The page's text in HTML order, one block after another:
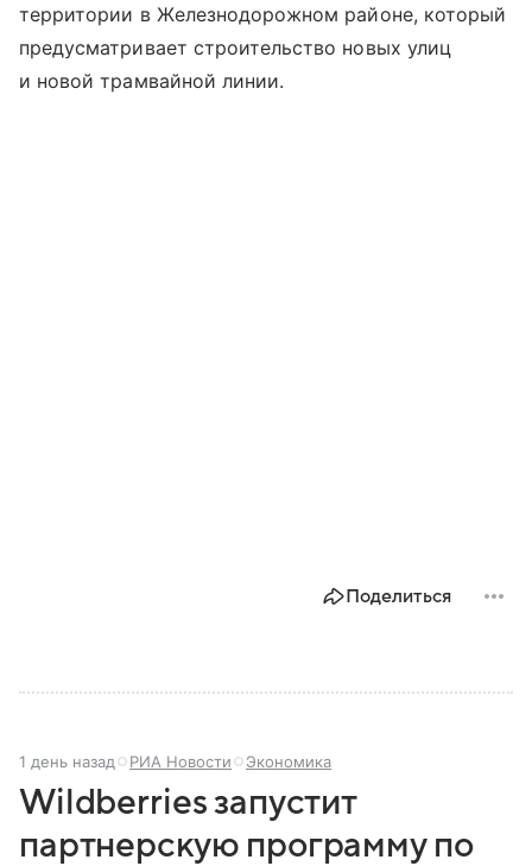
территории в Железнодорожном районе, который
предусматривает строительство новых улиц
и новой трамвайной линии.
Поделиться
1 день назад РИА Новости Экономика
Wildberries запустит
партнерскую программу по